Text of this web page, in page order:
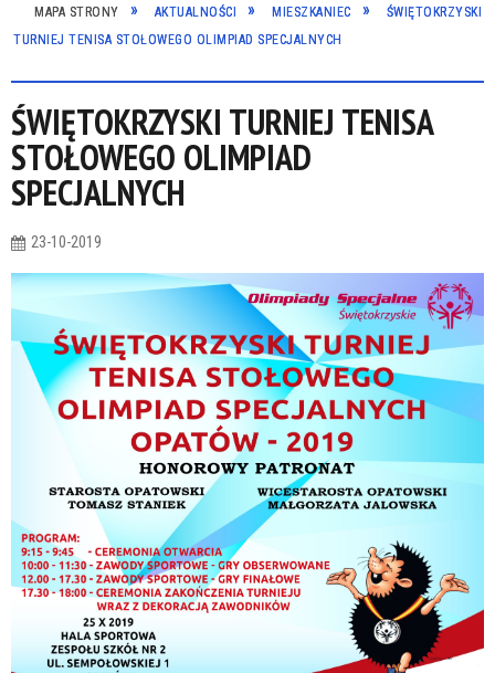
MAPA STRONY AKTUALNOŚCI MIESZKANIEC
ŚWIĘTOKRZYSKI
TURNIEJ TENISA STOŁOWEGO OLIMPIAD SPECJALNYCH
ŚWIĘTOKRZYSKI TURNIEJ TENISA
STOŁOWEGO OLIMPIAD
SPECJALNYCH
23-10-2019